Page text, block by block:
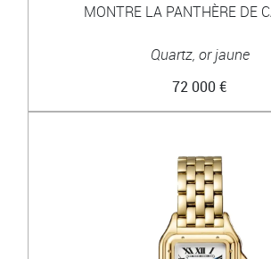
MONTRE LA PANTHÈRE DE
Quartz, or jaune
72 000 €